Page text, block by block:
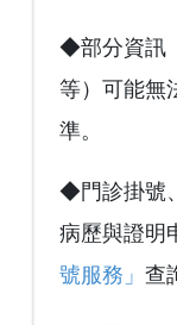
◆部分資訊
等）可能無
準。
◆門診掛號
病歷與證明
號服務」 查